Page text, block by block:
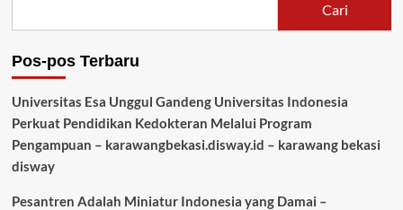
Cari
Pos-pos Terbaru
Universitas Esa Unggul Gandeng Universitas Indonesia
Perkuat Pendidikan Kedokteran Melalui Program
Pengampuan – karawangbekasi.disway.id – karawang bekasi
disway
Pesantren Adalah Miniatur Indonesia yang Damai –